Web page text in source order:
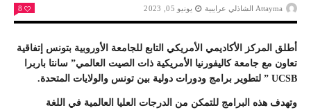
Attayma الشاذلي عرايبية يونيو 05, 2023 8
أطلق المركز الأكاديمي الأمريكي التابع للجامعة الأوروبية بتونس إتفاقية
تعاون مع جامعة كاليفورنيا الأمريكية ذات الصيت العالمي” سانتا باربرا
UCSB ” لتطوير برامج ودورات دولية بين تونس والولايات المتحدة.
وتهدف هذه البرامج للتمكن من الدرجات العليا العالمية في اللغة